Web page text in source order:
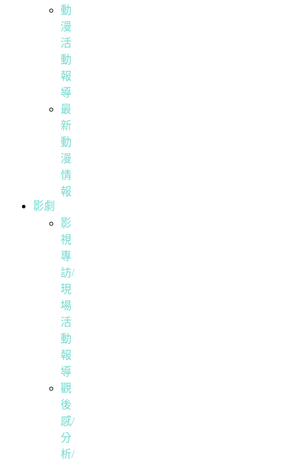
動
漫
活
動
報
導
最
新
動
漫
情
報
影劇
影
視
專
訪/
現
場
活
動
報
導
觀
後
感/
分
析/